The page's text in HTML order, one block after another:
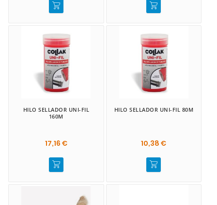
HILO SELLADOR UNI-FIL
160M
17,16 €
HILO SELLADOR UNI-FIL 80M
10,38 €